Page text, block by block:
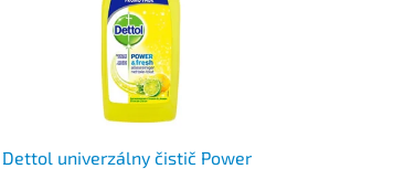
Dettol univerzálny čistič Power